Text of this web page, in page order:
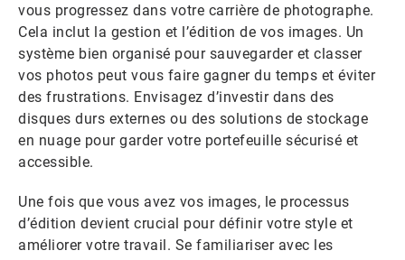
vous progressez dans votre carrière de photographe.
Cela inclut la gestion et l’édition de vos images. Un
système bien organisé pour sauvegarder et classer
vos photos peut vous faire gagner du temps et éviter
des frustrations. Envisagez d’investir dans des
disques durs externes ou des solutions de stockage
en nuage pour garder votre portefeuille sécurisé et
accessible.
Une fois que vous avez vos images, le processus
d’édition devient crucial pour définir votre style et
améliorer votre travail. Se familiariser avec les